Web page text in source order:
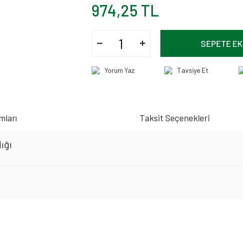
974,25 TL
SEPETE
Yorum Yaz Tavsiye Et
Taksit Seçenekleri